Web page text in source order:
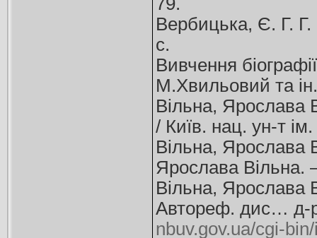
Вербицька, Є. Г.
с.
Вивчення
М.Хвильовий та
Вільна, Ярослава
/ Київ. нац. ун-т
Вільна, Ярослава
Ярослава
Вільна, Ярослава
Автореф. дис… д-
nbuv.gov.ua/cgi-